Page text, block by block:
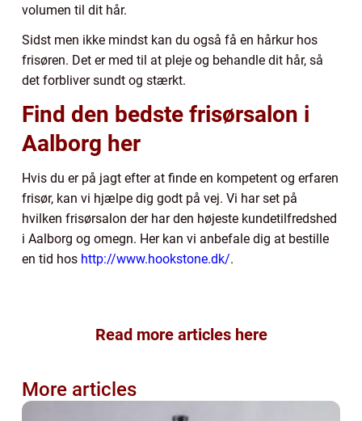
volumen til dit hår.
Sidst men ikke mindst kan du også få en hårkur hos
frisøren. Det er med til at pleje og behandle dit hår, så
det forbliver sundt og stærkt.
Find den bedste frisørsalon i
Aalborg her
Hvis du er på jagt efter at finde en kompetent og erfaren
frisør, kan vi hjælpe dig godt på vej. Vi har set på
hvilken frisørsalon der har den højeste kundetilfredshed
i Aalborg og omegn. Her kan vi anbefale dig at bestille
en tid hos http://www.hookstone.dk/.
Read more articles here
More articles